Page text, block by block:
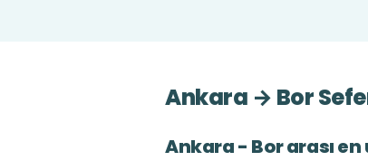
Ankara → Bor
Ankara - Bor arası